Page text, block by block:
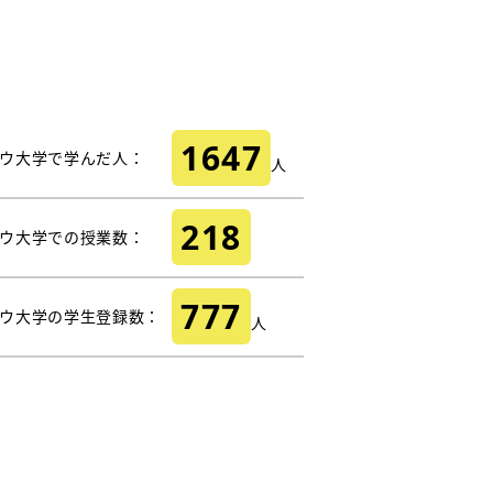
大学で学んだ人： 1647 人
大学での授業数： 218
大学の学生登録数： 777 人